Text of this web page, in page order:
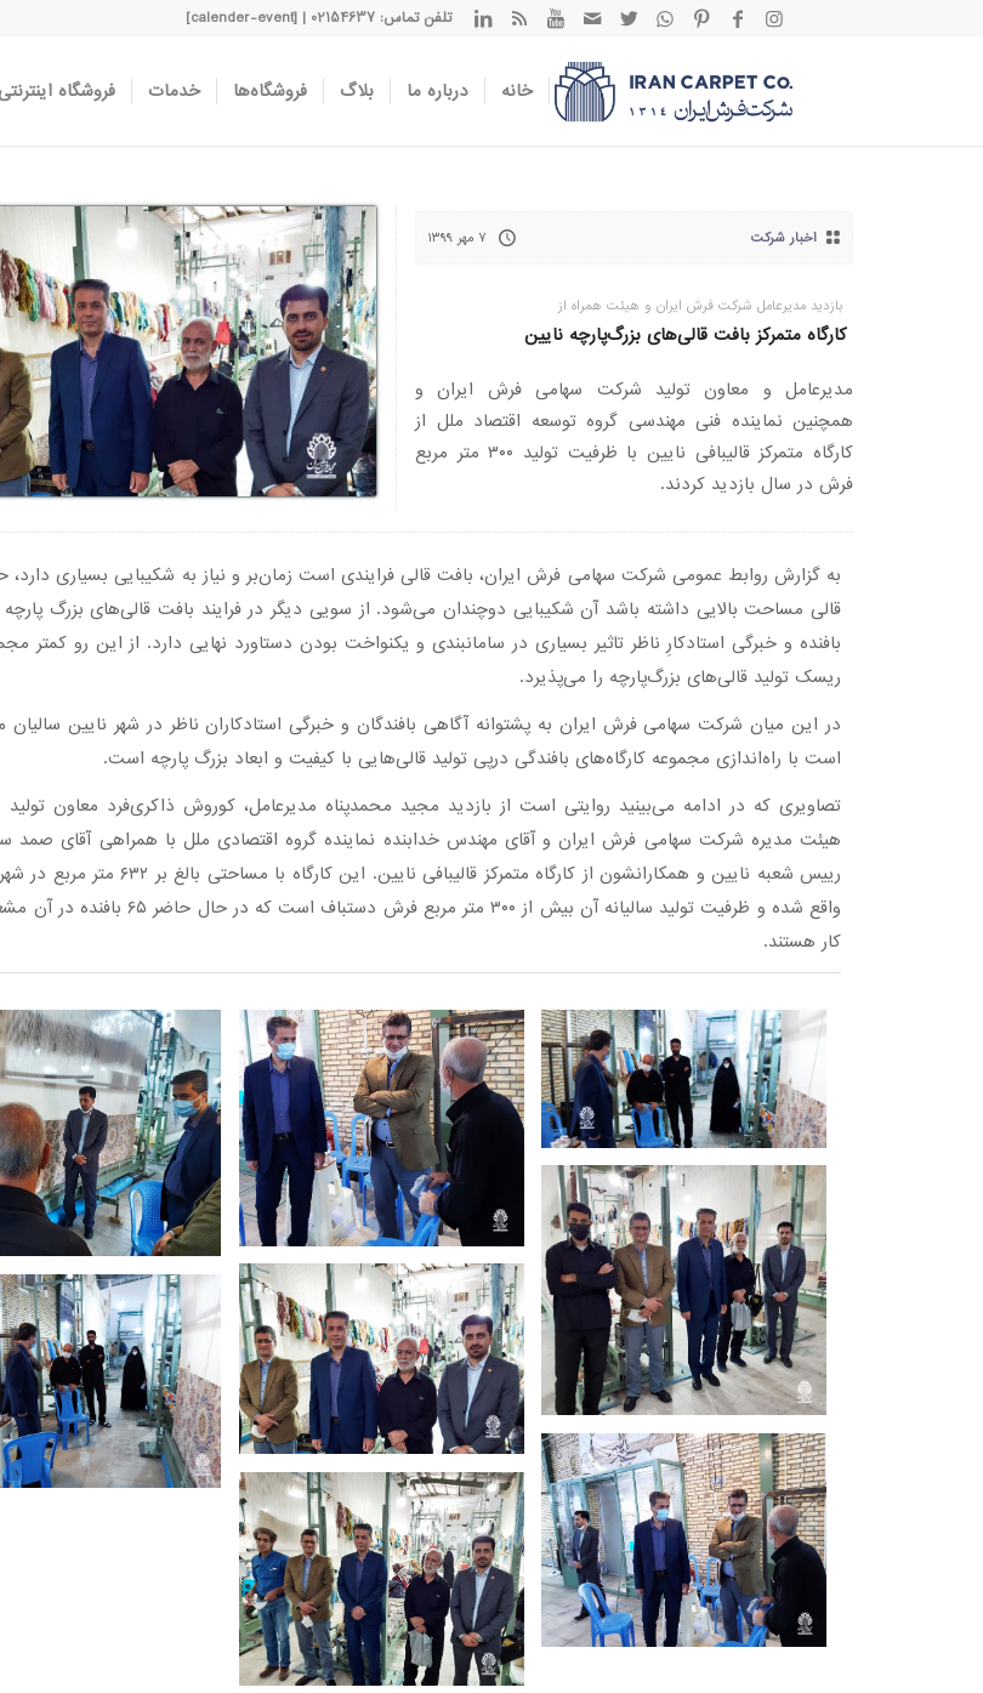
تلفن تماس: 02154637 | [calender-event]
خانه درباره ما بلاگ فروشگاه‌ها خدمات فروشگاه اینترنتی
اخبار شرکت ۷ مهر ۱۳۹۹
بازدید مدیرعامل شرکت فرش ایران و هیئت همراه از
کارگاه متمرکز بافت قالی‌های بزرگ‌پارچه نایین
مدیرعامل و معاون تولید شرکت سهامی فرش ایران و
همچنین نماینده فنی مهندسی گروه توسعه اقتصاد ملل از
کارگاه متمرکز قالیبافی نایین با ظرفیت تولید ۳۰۰ متر مربع
فرش در سال بازدید کردند.
به گزارش روابط عمومی شرکت سهامی فرش ایران، بافت قالی فرایندی است زمان‌بر و نیاز به شکیبایی بسیاری دارد،
قالی مساحت بالایی داشته باشد آن شکیبایی دوچندان می‌شود. از سویی دیگر در فرایند بافت قالی‌های بزرگ
بافنده و خبرگی استادکارِ ناظر تاثیر بسیاری در سامانبندی و یکنواخت بودن دستاورد نهایی دارد. از این رو کمتر
ریسک تولید قالی‌های بزرگ‌پارچه را می‌پذیرد.
در این میان شرکت سهامی فرش ایران به پشتوانه آگاهی بافندگان و خبرگی استادکاران ناظر در شهر نایین سالیان
است با راه‌اندازی مجموعه کارگاه‌های بافندگی درپی تولید قالی‌هایی با کیفیت و ابعاد بزرگ پارچه است.
تصاویری که در ادامه می‌بینید روایتی است از بازدید مجید محمدپناه مدیرعامل، کوروش ذاکری‌فرد معاون
هیئت مدیره شرکت سهامی فرش ایران و آقای مهندس خدابنده نماینده گروه اقتصادی ملل با همراهی آقای صمد
رییس شعبه نایین و همکارانشون از کارگاه متمرکز قالیبافی نایین. این کارگاه با
واقع شده و ظرفیت تولید سالیانه آن بیش از ۳۰۰ متر مربع فرش دستباف است که در
کار هستند.